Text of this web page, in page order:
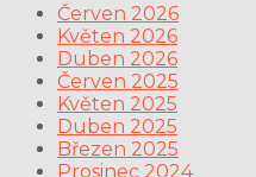
Červen 2026
Květen 2026
Duben 2026
Červen 2025
Květen 2025
Duben 2025
Březen 2025
Prosinec 2024